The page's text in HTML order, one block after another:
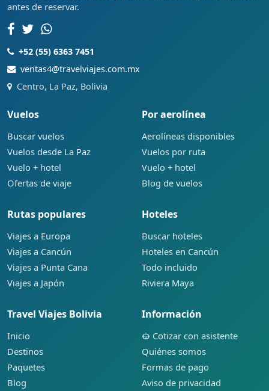
antes de reservar.
+52 (55) 6363 7451
ventas4@travelviajes.com.mx
Centro, La Paz, Bolivia
Vuelos
Buscar vuelos
Vuelos desde La Paz
Vuelo + hotel
Ofertas de viaje
Por aerolínea
Aerolíneas disponibles
Vuelos por ruta
Vuelo + hotel
Blog de vuelos
Rutas populares
Viajes a Europa
Viajes a Cancún
Viajes a Punta Cana
Viajes a Japón
Hoteles
Buscar hoteles
Hoteles en Cancún
Todo incluido
Riviera Maya
Travel Viajes Bolivia
Inicio
Destinos
Paquetes
Blog
Información
Cotizar con asistente
Quiénes somos
Formas de pago
Aviso de privacidad